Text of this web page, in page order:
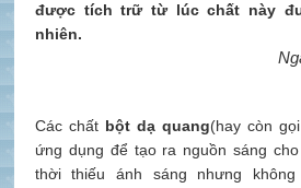
được tích trữ từ lúc chất này
nhiên.
Các chất bột dạ quang(hay còn
ứng dụng để tạo ra nguồn sáng
thời thiếu ánh sáng nhưng